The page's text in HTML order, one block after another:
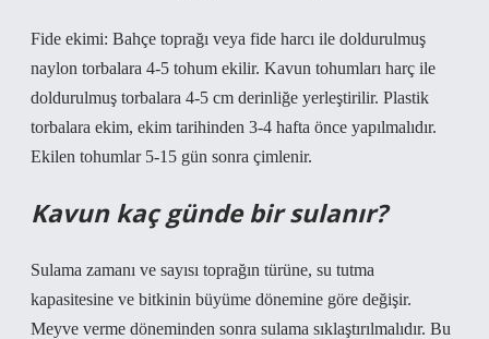
Fide ekimi: Bahçe toprağı veya fide harcı ile doldurulmuş
naylon torbalara 4-5 tohum ekilir. Kavun tohumları harç ile
doldurulmuş torbalara 4-5 cm derinliğe yerleştirilir. Plastik
torbalara ekim, ekim tarihinden 3-4 hafta önce yapılmalıdır.
Ekilen tohumlar 5-15 gün sonra çimlenir.
Kavun kaç günde bir sulanır?
Sulama zamanı ve sayısı toprağın türüne, su tutma
kapasitesine ve bitkinin büyüme dönemine göre değişir.
Meyve verme döneminden sonra sulama sıklaştırılmalıdır. Bu